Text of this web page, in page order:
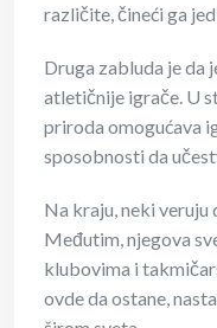
različite, čineći ga
Druga zabluda je da
atletičnije igrače. U
priroda omogućava
sposobnosti da
Na kraju, neki veruju
Međutim, njegova
klubovima i
ovde da ostane,